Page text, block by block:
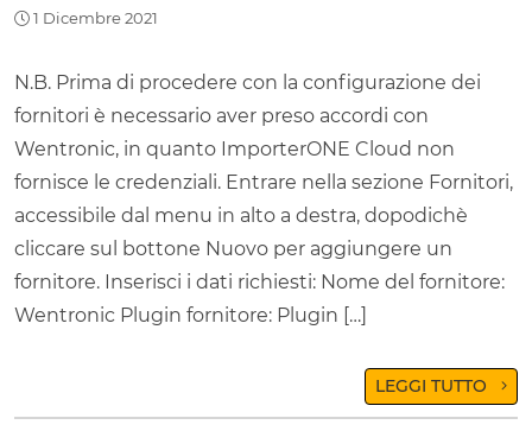
1 Dicembre 2021
N.B. Prima di procedere con la configurazione dei
fornitori è necessario aver preso accordi con
Wentronic, in quanto ImporterONE Cloud non
fornisce le credenziali. Entrare nella sezione Fornitori,
accessibile dal menu in alto a destra, dopodichè
cliccare sul bottone Nuovo per aggiungere un
fornitore. Inserisci i dati richiesti: Nome del fornitore:
Wentronic Plugin fornitore: Plugin […]
LEGGI TUTTO